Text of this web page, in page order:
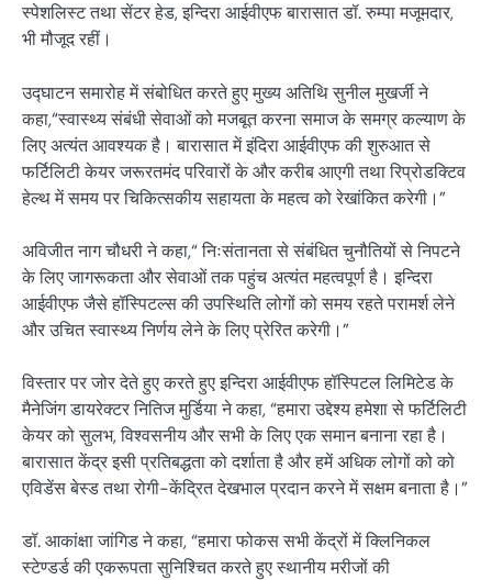
स्पेशलिस्ट तथा सेंटर हेड, इन्दिरा आईवीएफ बारासात डॉ. रुम्पा मजूमदार,
भी मौजूद रहीं।
उद्घाटन समारोह में संबोधित करते हुए मुख्य अतिथि सुनील मुखर्जी ने
कहा,“स्वास्थ्य संबंधी सेवाओं को मजबूत करना समाज के समग्र कल्याण के
लिए अत्यंत आवश्यक है। बारासात में इंदिरा आईवीएफ की शुरुआत से
फर्टिलिटी केयर जरूरतमंद परिवारों के और करीब आएगी तथा रिप्रोडक्टिव
हेल्थ में समय पर चिकित्सकीय सहायता के महत्व को रेखांकित करेगी।”
अविजीत नाग चौधरी ने कहा,“ निःसंतानता से संबंधित चुनौतियों से निपटने
के लिए जागरूकता और सेवाओं तक पहुंच अत्यंत महत्वपूर्ण है। इन्दिरा
आईवीएफ जैसे हॉस्पिटल्स की उपस्थिति लोगों को समय रहते परामर्श लेने
और उचित स्वास्थ्य निर्णय लेने के लिए प्रेरित करेगी।”
विस्तार पर जोर देते हुए करते हुए इन्दिरा आईवीएफ हॉस्पिटल लिमिटेड के
मैनेजिंग डायरेक्टर नितिज मुर्डिया ने कहा, “हमारा उद्देश्य हमेशा से फर्टिलिटी
केयर को सुलभ, विश्वसनीय और सभी के लिए एक समान बनाना रहा है।
बारासात केंद्र इसी प्रतिबद्धता को दर्शाता है और हमें अधिक लोगों को को
एविडेंस बेस्ड तथा रोगी-केंद्रित देखभाल प्रदान करने में सक्षम बनाता है।”
डॉ. आकांक्षा जांगिड ने कहा, “हमारा फोकस सभी केंद्रों में क्लिनिकल
स्टेण्डर्ड की एकरूपता सुनिश्चित करते हुए स्थानीय मरीजों की